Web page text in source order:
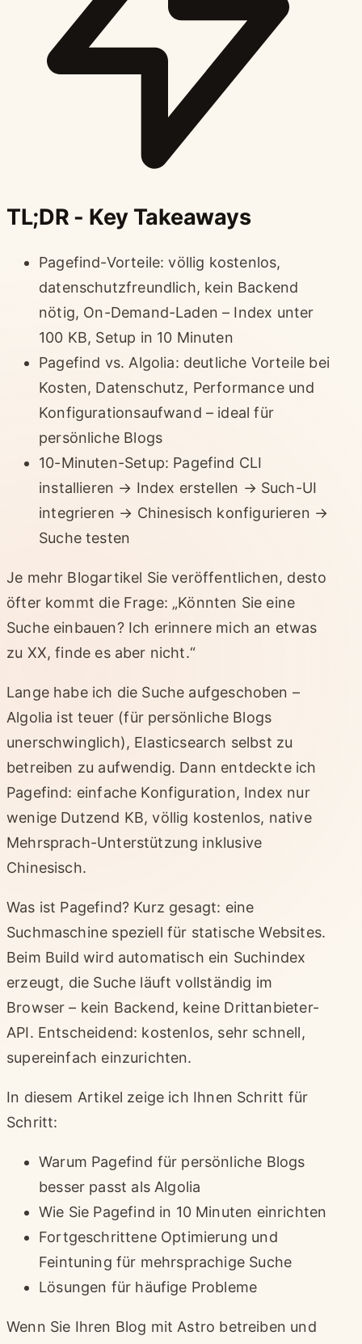
TL;DR - Key Takeaways
Pagefind-Vorteile: völlig kostenlos,
datenschutzfreundlich, kein Backend
nötig, On-Demand-Laden – Index unter
100 KB, Setup in 10 Minuten
Pagefind vs. Algolia: deutliche Vorteile bei
Kosten, Datenschutz, Performance und
Konfigurationsaufwand – ideal für
persönliche Blogs
10-Minuten-Setup: Pagefind CLI
installieren → Index erstellen → Such-UI
integrieren → Chinesisch konfigurieren →
Suche testen
Je mehr Blogartikel Sie veröffentlichen, desto
öfter kommt die Frage: „Könnten Sie eine
Suche einbauen? Ich erinnere mich an etwas
zu XX, finde es aber nicht.“
Lange habe ich die Suche aufgeschoben –
Algolia ist teuer (für persönliche Blogs
unerschwinglich), Elasticsearch selbst zu
betreiben zu aufwendig. Dann entdeckte ich
Pagefind: einfache Konfiguration, Index nur
wenige Dutzend KB, völlig kostenlos, native
Mehrsprach-Unterstützung inklusive
Chinesisch.
Was ist Pagefind? Kurz gesagt: eine
Suchmaschine speziell für statische Websites.
Beim Build wird automatisch ein Suchindex
erzeugt, die Suche läuft vollständig im
Browser – kein Backend, keine Drittanbieter-
API. Entscheidend: kostenlos, sehr schnell,
supereinfach einzurichten.
In diesem Artikel zeige ich Ihnen Schritt für
Schritt:
Warum Pagefind für persönliche Blogs
besser passt als Algolia
Wie Sie Pagefind in 10 Minuten einrichten
Fortgeschrittene Optimierung und
Feintuning für mehrsprachige Suche
Lösungen für häufige Probleme
Wenn Sie Ihren Blog mit Astro betreiben und